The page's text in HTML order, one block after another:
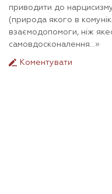
приводити до
(природа якого в
взаємодопомоги, ніж
самовдосконалення…»
Коментувати